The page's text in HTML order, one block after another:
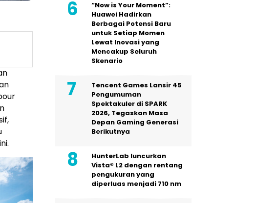
“Now is Your Moment”:
Huawei Hadirkan
Berbagai Potensi Baru
untuk Setiap Momen
Lewat Inovasi yang
Mencakup Seluruh
Skenario
Tencent Games Lansir 45
Pengumuman
Spektakuler di SPARK
2026, Tegaskan Masa
Depan Gaming Generasi
Berikutnya
HunterLab luncurkan
Vista® L2 dengan rentang
pengukuran yang
diperluas menjadi 710 nm